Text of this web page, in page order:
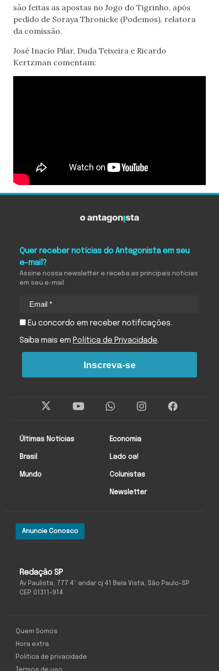
são feitas as apostas no Jogo do Tigrinho, após
pedido de Soraya Thronicke (Podemos), relatora
da comissão.
José Inacio Pilar, Duda Teixeira e Ricardo
Kertzman comentam:
Redação SP
Av Paulista, 777 4º andar cj 41 Bela Vista, São Paulo-SP
CEP: 01311-914
Anuncie Conosco
Últimas Notícias
Brasil
Mundo
Economia
Lado oa!
Colunistas
Newsletter
Quer receber notícias do Antagonista em seu
e-mail?
Assine nossa newsletter e receba as principais notícias
em seu e-mail
Eu concordo em receber notificações.
Saiba mais em Política de Privacidade.
Inscreva-se
Quem Somos
Hora extra
Política de privacidade